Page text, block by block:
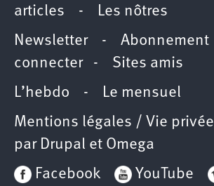
articles - Les nôtres
Newsletter- Abonnement
connecter- Sites amis
L’hebdo - Le mensuel
Mentions légales / Vie privée
par Drupal et Omega
Facebook
YouTube